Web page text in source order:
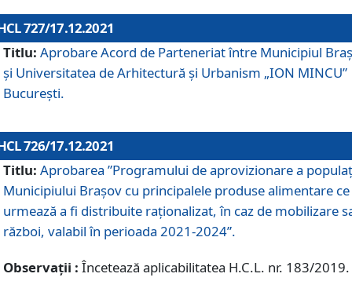
727/17.12.2021
Titlu: Aprobare Acord de Parteneriat între Municipiul
și Universitatea de Arhitectură și Urbanism „ION MINCU”
București.
726/17.12.2021
Titlu: Aprobarea ”Programului de aprovizionare a
Municipiului Braşov cu principalele produse alimentare ce
urmează a fi distribuite raționalizat, în caz de mobilizare
război, valabil în perioada 2021-2024”.
Observații : Încetează aplicabilitatea H.C.L. nr. 183/2019.